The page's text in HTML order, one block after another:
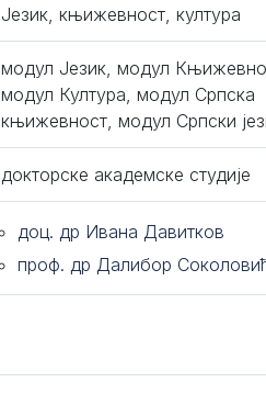
Језик, књижевност, култура
модул Језик, модул
модул Култура, модул Српска
књижевност, модул Српски
докторске академске студије
доц. др Ивана Давитков
проф. др Далибор